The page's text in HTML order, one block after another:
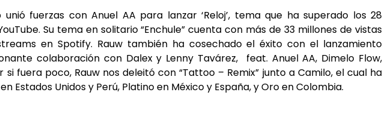
unió fuerzas con Anuel AA para lanzar ‘Reloj’, tema que ha superado los 28
Su tema en solitario “Enchule” cuenta con más de 33 millones de vistas
en Spotify. Rauw también ha cosechado el éxito con el lanzamiento
colaboración con Dalex y Lenny Tavárez, feat. Anuel AA, Dimelo Flow,
si fuera poco, Rauw nos deleitó con “Tattoo – Remix” junto a Camilo, el cual ha
Estados Unidos y Perú, Platino en México y España, y Oro en Colombia.